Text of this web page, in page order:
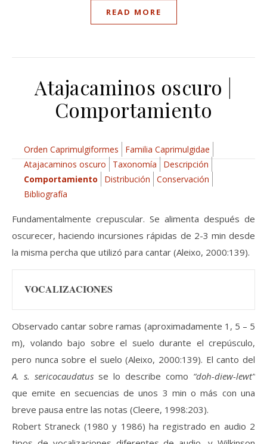
READ MORE
Atajacaminos oscuro |
Comportamiento
Orden Caprimulgiformes
Familia Caprimulgidae
Atajacaminos oscuro
Taxonomía
Descripción
Comportamiento
Distribución
Conservación
Bibliografía
Fundamentalmente crepuscular. Se alimenta después de
oscurecer, haciendo incursiones rápidas de 2-3 min desde
la misma percha que utilizó para cantar (Aleixo, 2000:139).
VOCALIZACIONES
Observado cantar sobre ramas (aproximadamente 1, 5 – 5
m), volando bajo sobre el suelo durante el crepúsculo,
pero nunca sobre el suelo (Aleixo, 2000:139). El canto del
A. s. sericocaudatus se lo describe como “doh-diew-lewt”
que emite en secuencias de unos 3 min o más con una
breve pausa entre las notas (Cleere, 1998:203).
Robert Straneck (1980 y 1986) ha registrado en audio 2